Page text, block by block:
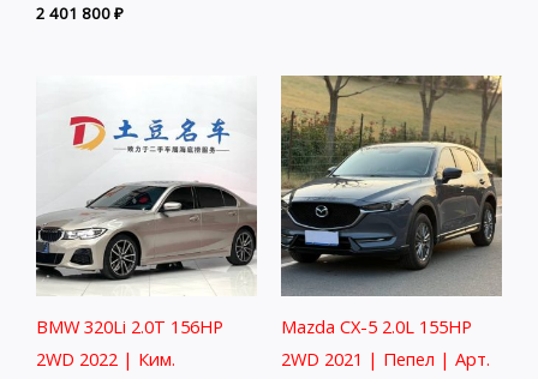
2 401 800₽
BMW 320Li 2.0T 156HP
2WD 2022 | Ким.
Mazda CX-5 2.0L 155HP
2WD 2021 | Пепел | Арт.